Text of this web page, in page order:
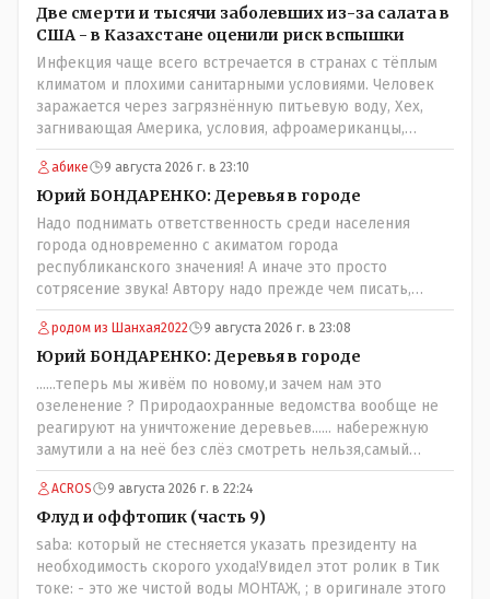
население города!Согласен всецело!
Две смерти и тысячи заболевших из-за салата в
США - в Казахстане оценили риск вспышки
Инфекция чаще всего встречается в странах с тёплым
климатом и плохими санитарными условиями. Человек
заражается через загрязнённую питьевую воду, Хех,
загнивающая Америка, условия, афроамериканцы,
грязная вода, отсутствие страховок, нечистоплотные
мигранты и прочее.. Лучше России и Казахстана жить
негде..
абике 9 августа 2026 г. в 23:10
Юрий БОНДАРЕНКО: Деревья в городе
Надо поднимать ответственность среди населения
города одновременно с акиматом города
республиканского значения! А иначе это просто
сотрясение звука! Автору надо прежде чем писать,
необходимо самому обратиться в ЖКХ акимата и
разобраться прежде чем своей статьей провоцировать
население города!
родом из Шанхая2022 9 августа 2026 г. в 23:08
Юрий БОНДАРЕНКО: Деревья в городе
......теперь мы живём по новому,и зачем нам это
озеленение ? Природаохранные ведомства вообще не
реагируют на уничтожение деревьев...... набережную
замутили а на неё без слёз смотреть нельзя,самый
наивысший уровень рукопопства наших
строителей"специалистов",как исторические здания
сносить пожалуйста ,а как на века построить слабо.....Вы
вот господин Бондаренко большой учёный прошлись
бы по историческим постройкам сколько было
ликвидировано в советское время и в наше.......
ACROS 9 августа 2026 г. в 22:24
Флуд и оффтопик (часть 9)
saba: который не стесняется указать президенту на
необходимость скорого ухода!Увидел этот ролик в Тик
токе: - это же чистой воды МОНТАЖ, ; в оригинале этого